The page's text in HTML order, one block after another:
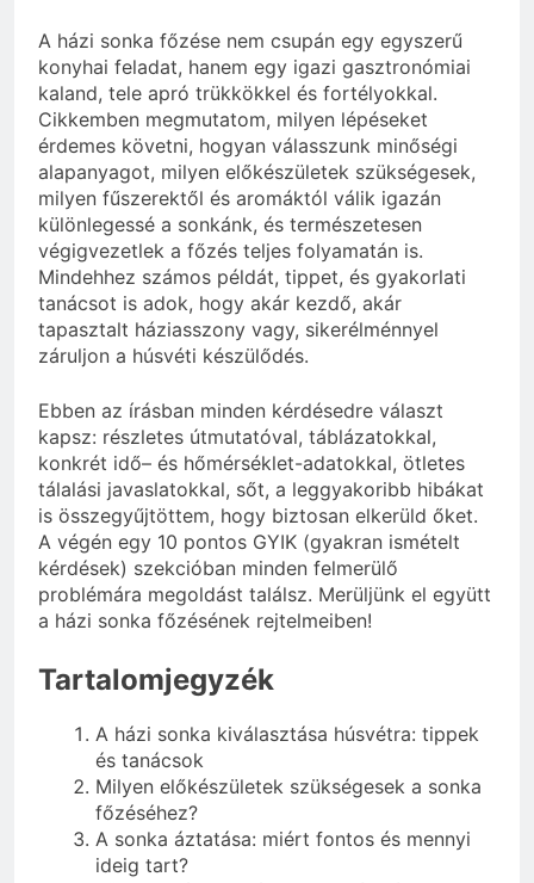
A házi sonka főzése nem csupán egy egyszerű
konyhai feladat, hanem egy igazi gasztronómiai
kaland, tele apró trükkökkel és fortélyokkal.
Cikkemben megmutatom, milyen lépéseket
érdemes követni, hogyan válasszunk minőségi
alapanyagot, milyen előkészületek szükségesek,
milyen fűszerektől és aromáktól válik igazán
különlegessé a sonkánk, és természetesen
végigvezetlek a főzés teljes folyamatán is.
Mindehhez számos példát, tippet, és gyakorlati
tanácsot is adok, hogy akár kezdő, akár
tapasztalt háziasszony vagy, sikerélménnyel
záruljon a húsvéti készülődés.
Ebben az írásban minden kérdésedre választ
kapsz: részletes útmutatóval, táblázatokkal,
konkrét idő– és hőmérséklet-adatokkal, ötletes
tálalási javaslatokkal, sőt, a leggyakoribb hibákat
is összegyűjtöttem, hogy biztosan elkerüld őket.
A végén egy 10 pontos GYIK (gyakran ismételt
kérdések) szekcióban minden felmerülő
problémára megoldást találsz. Merüljünk el együtt
a házi sonka főzésének rejtelmeiben!
Tartalomjegyzék
A házi sonka kiválasztása húsvétra: tippek
és tanácsok
Milyen előkészületek szükségesek a sonka
főzéséhez?
A sonka áztatása: miért fontos és mennyi
ideig tart?